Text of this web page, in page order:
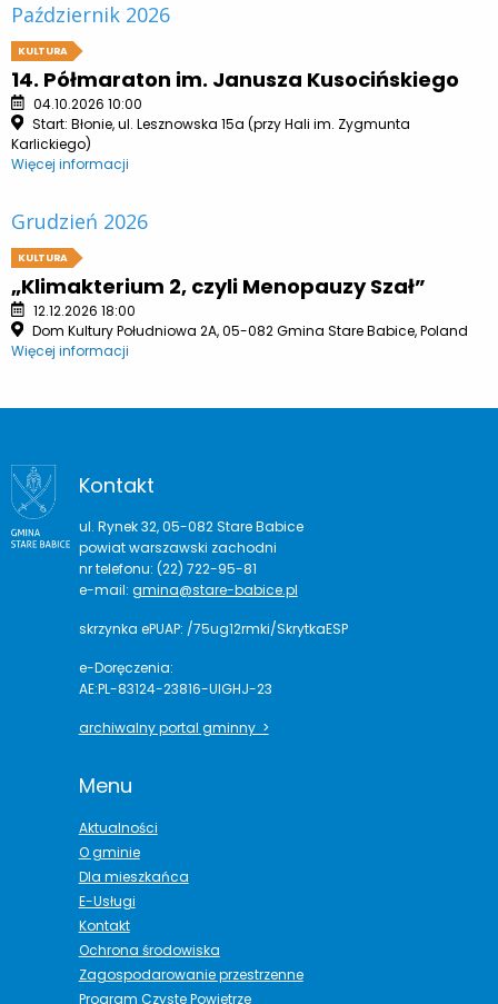
Październik 2026
KULTURA
14. Półmaraton im. Janusza Kusocińskiego
04.10.2026 10:00
Start: Błonie, ul. Lesznowska 15a (przy Hali im. Zygmunta
Karlickiego)
Więcej informacji
Grudzień 2026
KULTURA
„Klimakterium 2, czyli Menopauzy Szał”
12.12.2026 18:00
Dom Kultury Południowa 2A, 05-082 Gmina Stare Babice, Poland
Więcej informacji
Kontakt
ul. Rynek 32, 05-082 Stare Babice
powiat warszawski zachodni
nr telefonu: (22) 722-95-81
e-mail: gmina@stare-babice.pl
skrzynka ePUAP: /75ug12rmki/SkrytkaESP
e-Doręczenia:
AE:PL-83124-23816-UIGHJ-23
archiwalny portal gminny >
Menu
Aktualności
O gminie
Dla mieszkańca
E-Usługi
Kontakt
Ochrona środowiska
Zagospodarowanie przestrzenne
Program Czyste Powietrze